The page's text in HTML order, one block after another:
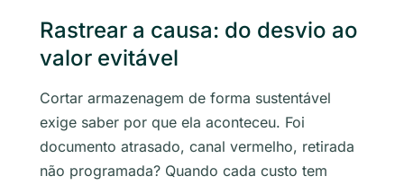
Rastrear a causa: do desvio ao
valor evitável
Cortar armazenagem de forma sustentável
exige saber por que ela aconteceu. Foi
documento atrasado, canal vermelho, retirada
não programada? Quando cada custo tem